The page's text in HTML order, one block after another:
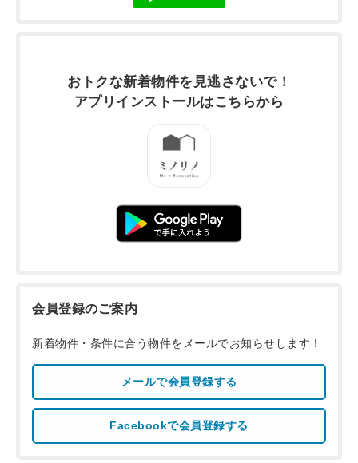
おトクな新着物件を 見逃さないで！
アプリインストールはこちらから
会員登録のご案内
新着物件・条件に合う物件をメールでお知らせします！
メールで会員登録する
Facebookで会員登録する